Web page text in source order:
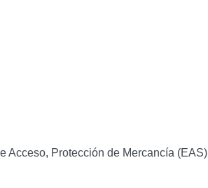
Acceso, Protección de Mercancía (EAS)